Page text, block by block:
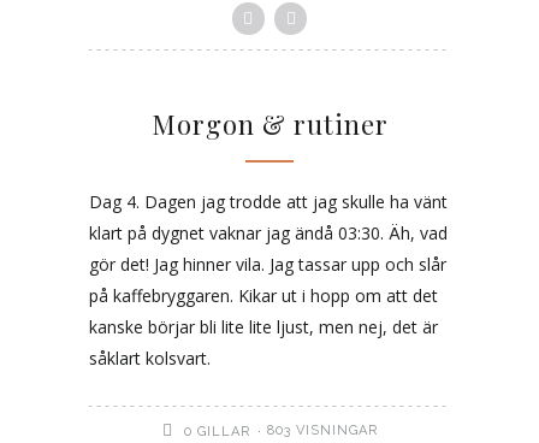
Morgon & rutiner
Dag 4. Dagen jag trodde att jag skulle ha vänt
klart på dygnet vaknar jag ändå 03:30. Äh, vad
gör det! Jag hinner vila. Jag tassar upp och slår
på kaffebryggaren. Kikar ut i hopp om att det
kanske börjar bli lite lite ljust, men nej, det är
såklart kolsvart.
0 GILLAR 803 VISNINGAR